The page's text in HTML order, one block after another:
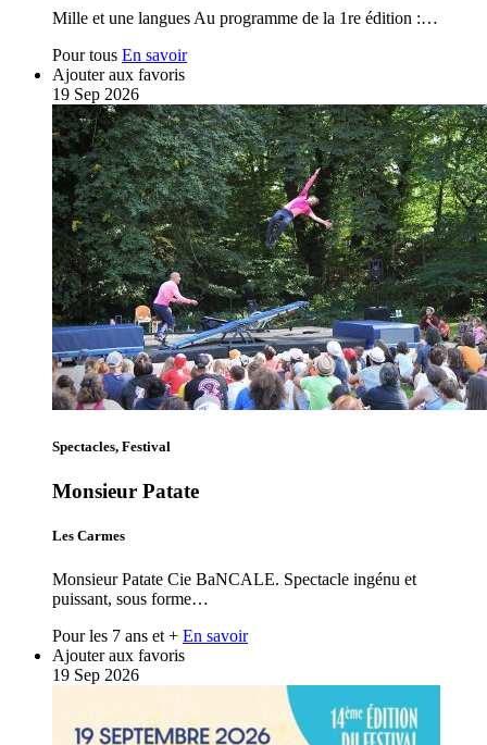
Mille et une langues Au programme de la 1re édition :…
Pour tous En savoir
Ajouter aux favoris
19 Sep 2026
Spectacles, Festival
Monsieur Patate
Les Carmes
Monsieur Patate Cie BaNCALE. Spectacle ingénu et
puissant, sous forme…
Pour les 7 ans et + En savoir
Ajouter aux favoris
19 Sep 2026